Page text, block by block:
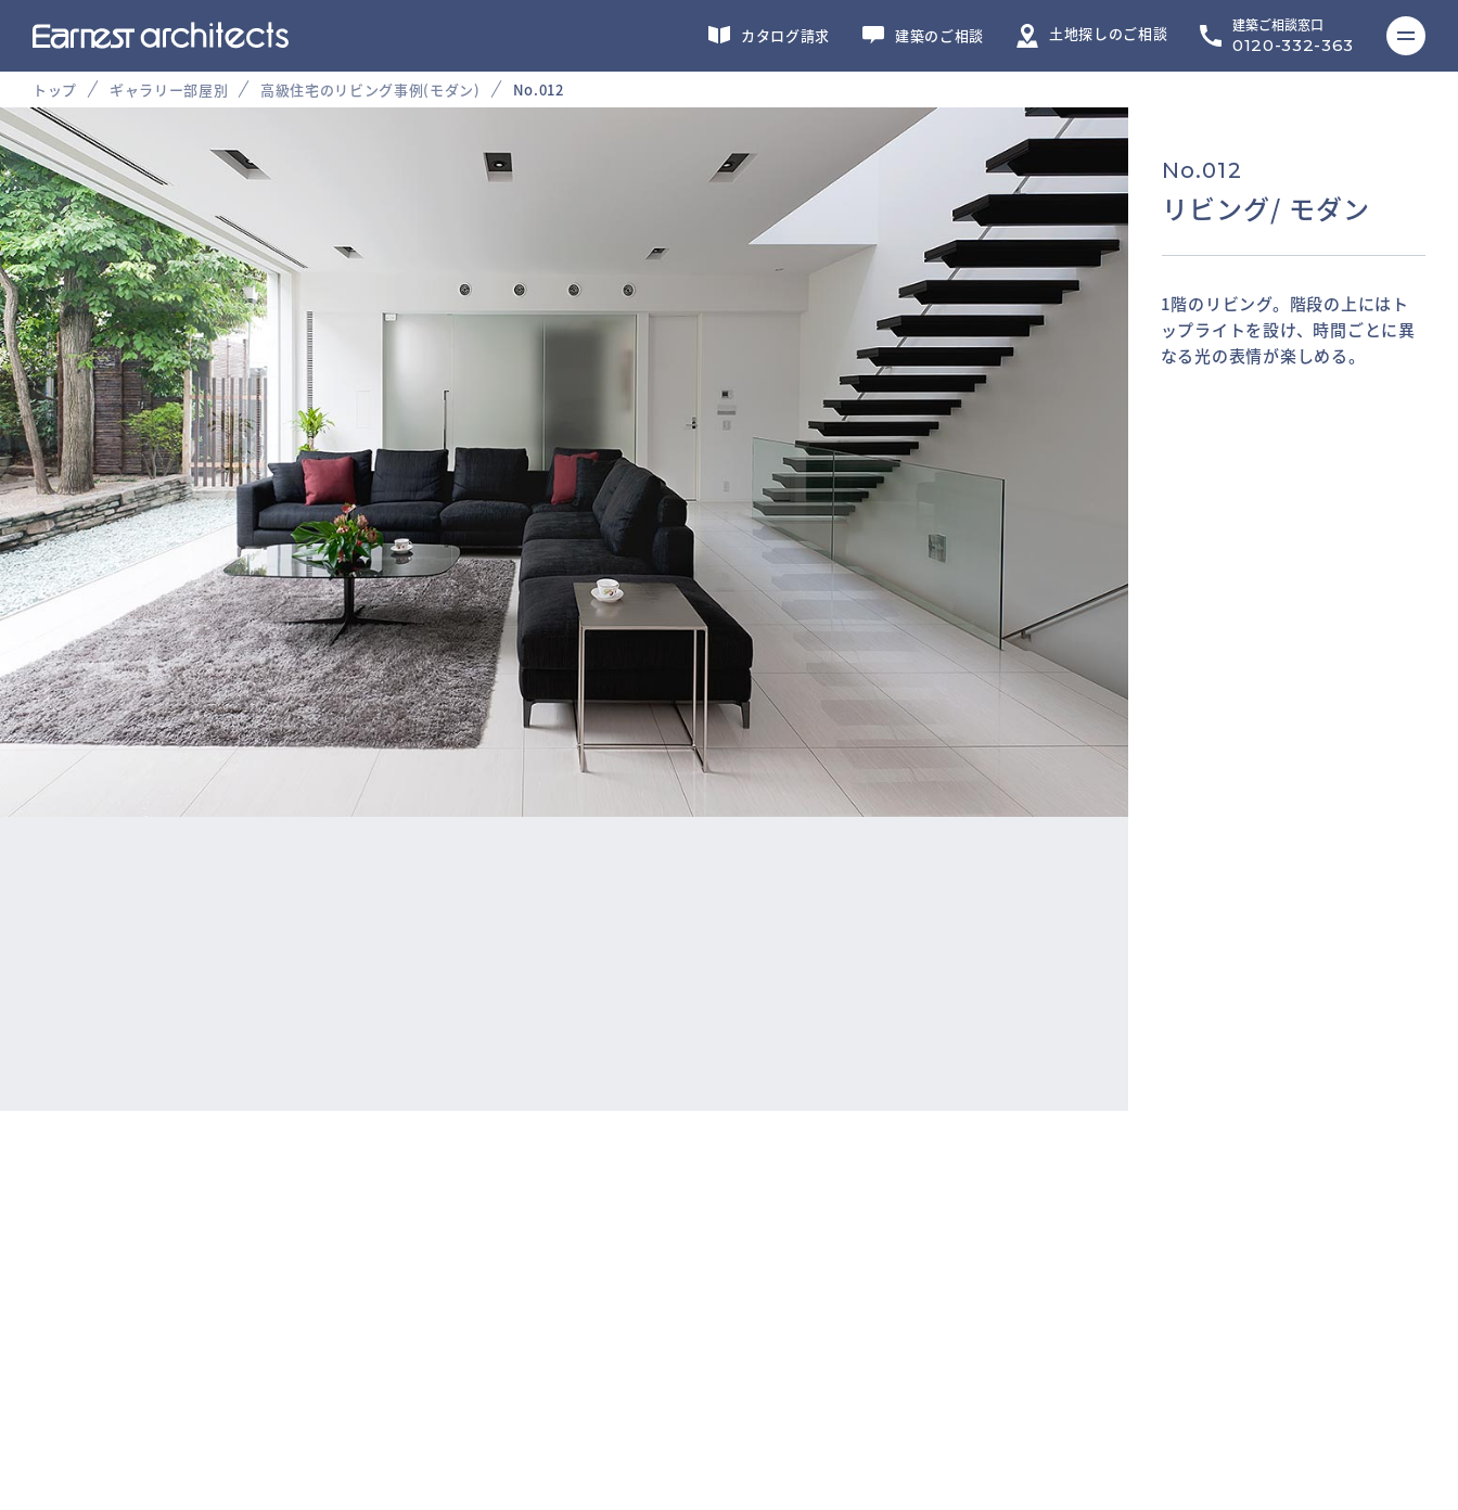
カタログ請求 建築のご相談 土地探しのご相談 建築ご相談窓口
0120-332-363
トップ ギャラリー部屋別 高級住宅のリビング事例(モダン) No.012
No.012
リビング/ モダン
1階のリビング。階段の上にはト
ップライトを設け、時間ごとに異
なる光の表情が楽しめる。
特殊な一枚ガラスを使用し開放的
な開口部。隣家（オーナーのご実
家）の和庭園を借景に。
照明の光に照らされてストリップ
階段に美しい陰影が。床のレベル
を変えたダイニングキッチンに向